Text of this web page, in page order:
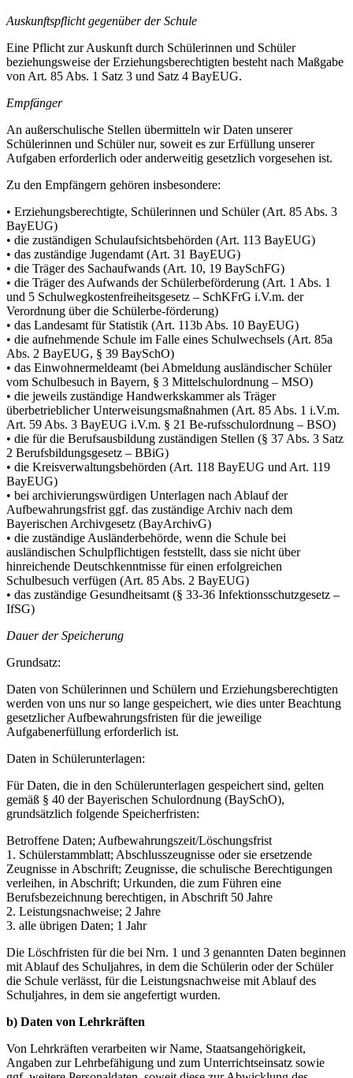
Auskunftspflicht gegenüber der Schule
Eine Pflicht zur Auskunft durch Schülerinnen und Schüler
beziehungsweise der Erziehungsberechtigten besteht nach Maßgabe
von Art. 85 Abs. 1 Satz 3 und Satz 4 BayEUG.
Empfänger
An außerschulische Stellen übermitteln wir Daten unserer
Schülerinnen und Schüler nur, soweit es zur Erfüllung unserer
Aufgaben erforderlich oder anderweitig gesetzlich vorgesehen ist.
Zu den Empfängern gehören insbesondere:
• Erziehungsberechtigte, Schülerinnen und Schüler (Art. 85 Abs. 3
BayEUG)
• die zuständigen Schulaufsichtsbehörden (Art. 113 BayEUG)
• das zuständige Jugendamt (Art. 31 BayEUG)
• die Träger des Sachaufwands (Art. 10, 19 BaySchFG)
• die Träger des Aufwands der Schülerbeförderung (Art. 1 Abs. 1
und 5 Schulwegkostenfreiheitsgesetz – SchKFrG i.V.m. der
Verordnung über die Schülerbe-förderung)
• das Landesamt für Statistik (Art. 113b Abs. 10 BayEUG)
• die aufnehmende Schule im Falle eines Schulwechsels (Art. 85a
Abs. 2 BayEUG, § 39 BaySchO)
• das Einwohnermeldeamt (bei Abmeldung ausländischer Schüler
vom Schulbesuch in Bayern, § 3 Mittelschulordnung – MSO)
• die jeweils zuständige Handwerkskammer als Träger
überbetrieblicher Unterweisungsmaßnahmen (Art. 85 Abs. 1 i.V.m.
Art. 59 Abs. 3 BayEUG i.V.m. § 21 Be-rufsschulordnung – BSO)
• die für die Berufsausbildung zuständigen Stellen (§ 37 Abs. 3 Satz
2 Berufsbildungsgesetz – BBiG)
• die Kreisverwaltungsbehörden (Art. 118 BayEUG und Art. 119
BayEUG)
• bei archivierungswürdigen Unterlagen nach Ablauf der
Aufbewahrungsfrist ggf. das zuständige Archiv nach dem
Bayerischen Archivgesetz (BayArchivG)
• die zuständige Ausländerbehörde, wenn die Schule bei
ausländischen Schulpflichtigen feststellt, dass sie nicht über
hinreichende Deutschkenntnisse für einen erfolgreichen
Schulbesuch verfügen (Art. 85 Abs. 2 BayEUG)
• das zuständige Gesundheitsamt (§ 33-36 Infektionsschutzgesetz –
IfSG)
Dauer der Speicherung
Grundsatz:
Daten von Schülerinnen und Schülern und Erziehungsberechtigten
werden von uns nur so lange gespeichert, wie dies unter Beachtung
gesetzlicher Aufbewahrungsfristen für die jeweilige
Aufgabenerfüllung erforderlich ist.
Daten in Schülerunterlagen:
Für Daten, die in den Schülerunterlagen gespeichert sind, gelten
gemäß § 40 der Bayerischen Schulordnung (BaySchO),
grundsätzlich folgende Speicherfristen:
Betroffene Daten; Aufbewahrungszeit/Löschungsfrist
1. Schülerstammblatt; Abschlusszeugnisse oder sie ersetzende
Zeugnisse in Abschrift; Zeugnisse, die schulische Berechtigungen
verleihen, in Abschrift; Urkunden, die zum Führen eine
Berufsbezeichnung berechtigen, in Abschrift 50 Jahre
2. Leistungsnachweise; 2 Jahre
3. alle übrigen Daten; 1 Jahr
Die Löschfristen für die bei Nrn. 1 und 3 genannten Daten beginnen
mit Ablauf des Schuljahres, in dem die Schülerin oder der Schüler
die Schule verlässt, für die Leistungsnachweise mit Ablauf des
Schuljahres, in dem sie angefertigt wurden.
b) Daten von Lehrkräften
Von Lehrkräften verarbeiten wir Name, Staatsangehörigkeit,
Angaben zur Lehrbefähigung und zum Unterrichtseinsatz sowie